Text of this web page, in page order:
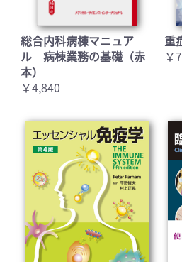
総合内科病棟マニュア
ル 病棟業務の基礎（赤
本）
￥4,840
重
￥